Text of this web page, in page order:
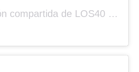
Una publicación compartida de LOS40 Panamá 🇵🇦 🎙️🎶 (@los40panama)